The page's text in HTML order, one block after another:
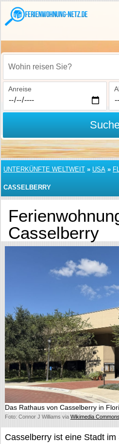
Wohin reisen Sie?
Anreise
UNTERKÜNFTE WELTWEIT » USA »
CASSELBERRY
Casselberry
Das Rathaus von Casselberry in
Foto: Connor J Williams via Wikimedia Commons
Casselberry ist eine Stadt